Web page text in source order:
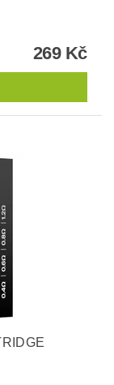
269 Kč